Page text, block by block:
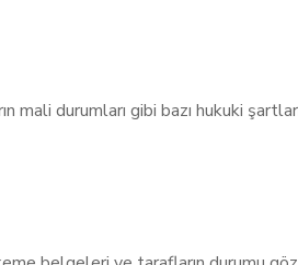
durumları gibi bazı hukuki